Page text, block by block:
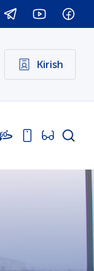
Kirish